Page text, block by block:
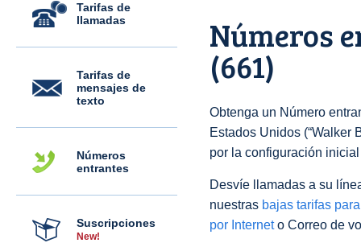
Tarifas de
llamadas
Tarifas de
mensajes de
texto
Números
entrantes
Suscripciones
New!
Números
(661)
Obtenga un Número
Estados Unidos (“Walker
por la configuración
Desvíe llamadas a su
nuestras bajas tarifas
por Interneto Correo de